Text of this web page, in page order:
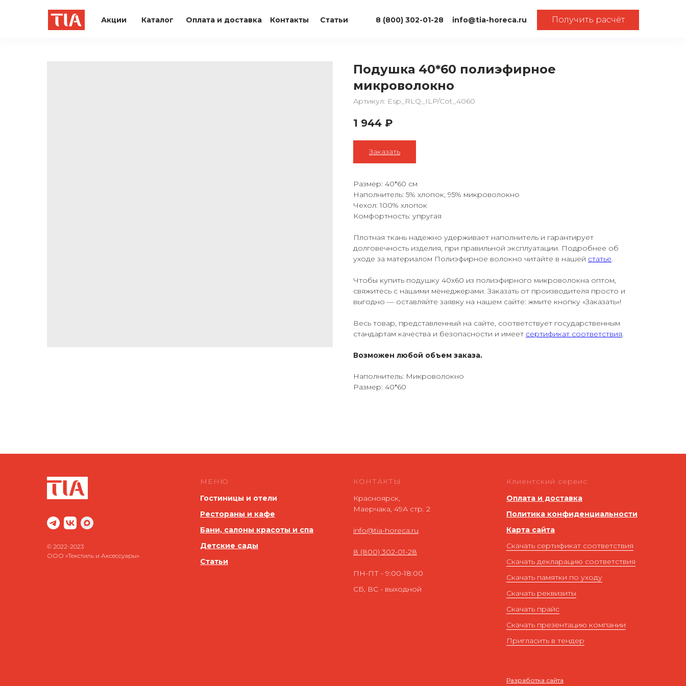
8 (800) 302-01-28
Каталог
Акции Контакты info@tia-horeca.ru Получить расчёт
Статьи
Оплата и доставка
Подушка 40*60 полиэфирное
микроволокно
Артикул: Esp_RLQ_ILP/Cot_4060
1 944 ₽
Заказать
Размер: 40*60 см
Наполнитель: 5% хлопок, 95% микроволокно
Чехол: 100% хлопок
Комфортность: упругая
Плотная ткань надежно удерживает наполнитель и гарантирует
долговечность изделия, при правильной эксплуатации. Подробнее об
уходе за материалом Полиэфирное волокно читайте в нашей статье.
Чтобы купить подушку 40x60 из полиэфирного микроволокна оптом,
свяжитесь с нашими менеджерами. Заказать от производителя просто и
выгодно — оставляйте заявку на нашем сайте: жмите кнопку «Заказать»!
Весь товар, представленный на сайте, соответствует государственным
стандартам качества и безопасности и имеет сертификат соответствия.
Возможен любой объем заказа.
Наполнитель: Микроволокно
Размер: 40*60
© 2022-2023
ООО «Текстиль и Аксессуары»
МЕНЮ
Гостиницы и отели
Рестораны и кафе
Бани, салоны красоты и спа
Детские сады
Статьи
КОНТАКТЫ
Красноярск,
Маерчака, 49А стр. 2
info@tia-horeca.ru
8 (800) 302-01-28
ПН-ПТ - 9:00-18:00
СБ, ВС - выходной
Клиентский сервис
Оплата и доставка
Политика конфиденциальности
Карта сайта
Скачать сертификат соответствия
Скачать декларацию соответствия
Скачать памятки по уходу
Скачать реквизиты
Скачать прайс
Скачать презентацию компании
Пригласить в тендер
Разработка сайта